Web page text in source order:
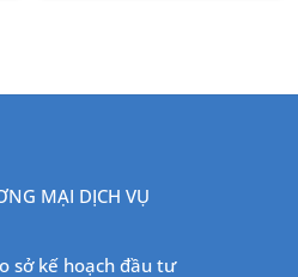
MẠI DỊCH VỤ
sở kế hoạch đầu tư